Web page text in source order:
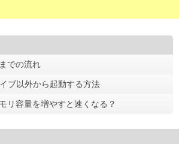
での流れ
ブ以外から起動する方法
リ容量を増やすと速くなる？